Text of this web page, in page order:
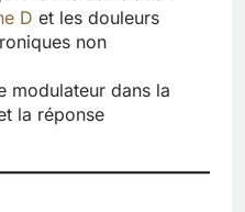
D et les douleurs
non
modulateur dans la
la réponse